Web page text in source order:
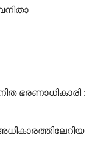
ഭരണാധികാരി :